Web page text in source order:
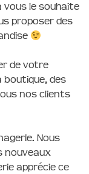
vous le souhaite
proposer des
de votre
boutique, des
nos clients
Nous
nouveaux
apprécie ce